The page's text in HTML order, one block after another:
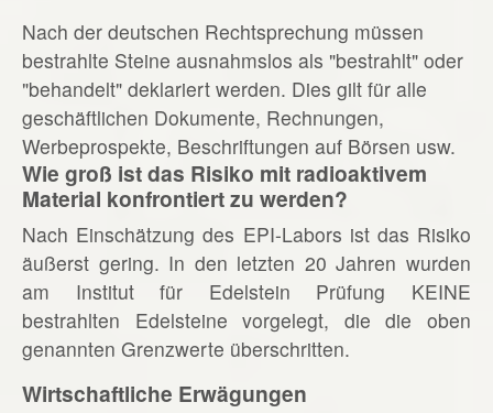
Nach der deutschen Rechtsprechung müssen
bestrahlte Steine ausnahmslos als "bestrahlt" oder
"behandelt" deklariert werden. Dies gilt für alle
geschäftlichen Dokumente, Rechnungen,
Werbeprospekte, Beschriftungen auf Börsen usw.
Wie groß ist das Risiko mit radioaktivem
Material konfrontiert zu werden?
Nach Einschätzung des EPI-Labors ist das Risiko
äußerst gering. In den letzten 20 Jahren wurden
am Institut für Edelstein Prüfung KEINE
bestrahlten Edelsteine vorgelegt, die die oben
genannten Grenzwerte überschritten.
Wirtschaftliche Erwägungen